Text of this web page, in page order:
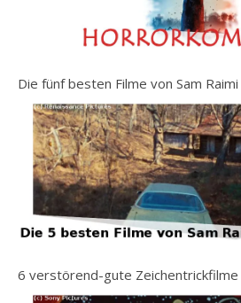
Die fünf besten Filme von Sam Raimi
6 verstörend-gute Zeichentrickfilme